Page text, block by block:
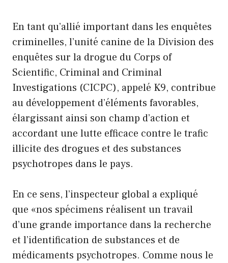
En tant qu’allié important dans les enquêtes
criminelles, l’unité canine de la Division des
enquêtes sur la drogue du Corps of
Scientific, Criminal and Criminal
Investigations (CICPC), appelé K9, contribue
au développement d’éléments favorables,
élargissant ainsi son champ d’action et
accordant une lutte efficace contre le trafic
illicite des drogues et des substances
psychotropes dans le pays.
En ce sens, l’inspecteur global a expliqué
que «nos spécimens réalisent un travail
d’une grande importance dans la recherche
et l’identification de substances et de
médicaments psychotropes. Comme nous le